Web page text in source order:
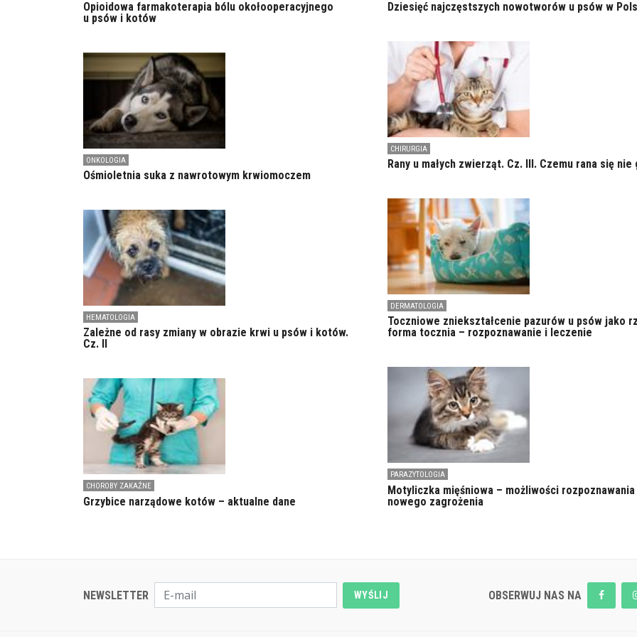
Opioidowa farmakoterapia bólu okołooperacyjnego
u psów i kotów
ONKOLOGIA
Ośmioletnia suka z nawrotowym krwiomoczem
HEMATOLOGIA
Zależne od rasy zmiany w obrazie krwi u psów i kotów.
Cz. II
CHOROBY ZAKAŹNE
Grzybice narządowe kotów – aktualne dane
Dziesięć najczęstszych nowotworów u psów w
CHIRURGIA
Rany u małych zwierząt. Cz. III. Czemu rana się nie
DERMATOLOGIA
Toczniowe zniekształcenie pazurów u psów jako
forma tocznia – rozpoznawanie i leczenie
PARAZYTOLOGIA
Motyliczka mięśniowa – możliwości rozpoznawania
nowego zagrożenia
NEWSLETTER WYŚLIJ OBSERWUJ NAS NA